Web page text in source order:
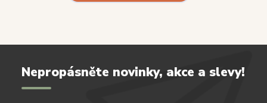
Nepropásněte novinky, akce a slevy!